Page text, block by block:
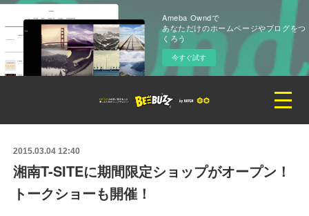
Ameba Owndで
あなただけのホームページやブログをつ
くろう
今すぐ試す
2015.03.04 12:40
湘南T-SITEに期間限定ショップがオープン！
トークショーも開催！